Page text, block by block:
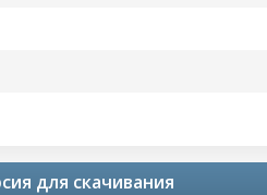
для скачивания